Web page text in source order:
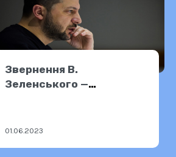
Звернення В.
Зеленського —
01.06.2023